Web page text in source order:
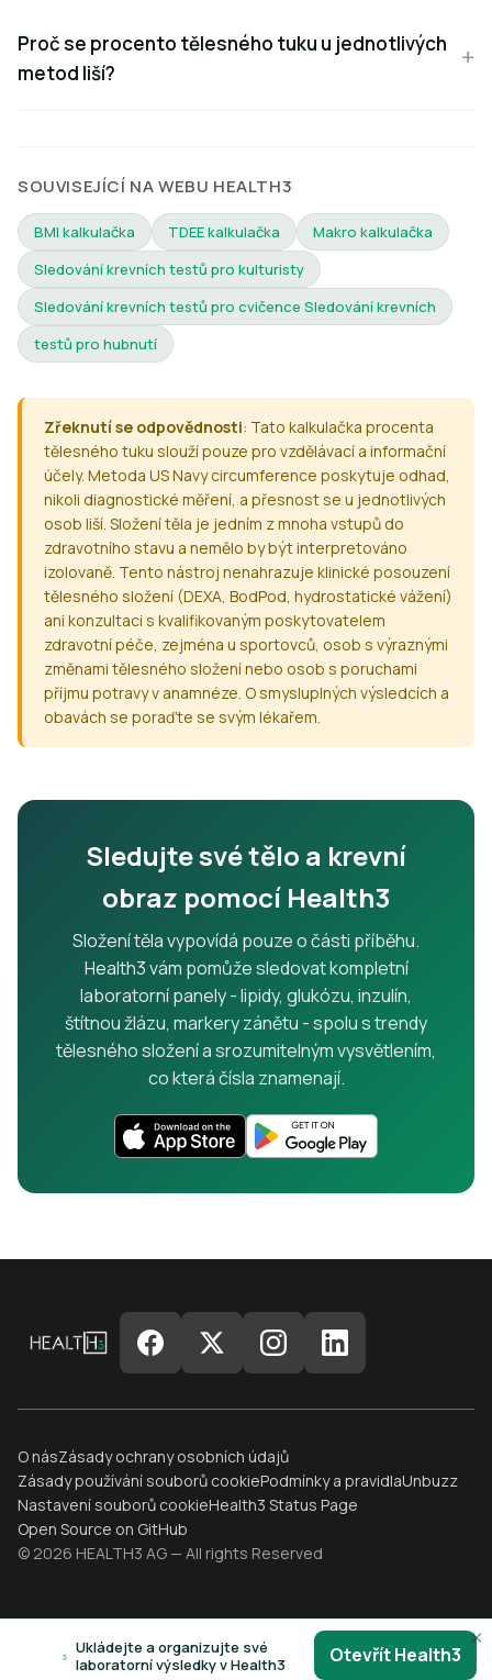
Proč se procento tělesného tuku u jednotlivých
metod liší?
SOUVISEJÍCÍ NA WEBU HEALTH3
BMI kalkulačka TDEE kalkulačka
Makro kalkulačka
Sledování krevních testů pro kulturisty
Sledování krevních testů pro cvičence Sledování krevních
testů pro hubnutí
Zřeknutí se odpovědnosti: Tato kalkulačka procenta
tělesného tuku slouží pouze pro vzdělávací a informační
účely. Metoda US Navy circumference poskytuje odhad,
nikoli diagnostické měření, a přesnost se u jednotlivých
osob liší. Složení těla je jedním z mnoha vstupů do
zdravotního stavu a nemělo by být interpretováno
izolovaně. Tento nástroj nenahrazuje klinické posouzení
tělesného složení (DEXA, BodPod, hydrostatické vážení)
ani konzultaci s kvalifikovaným poskytovatelem
zdravotní péče, zejména u sportovců, osob s výraznými
změnami tělesného složení nebo osob s poruchami
příjmu potravy v anamnéze. O smysluplných výsledcích a
obavách se poraďte se svým lékařem.
Sledujte své tělo a krevní
obraz pomocí Health3
Složení těla vypovídá pouze o části příběhu.
Health3 vám pomůže sledovat kompletní
laboratorní panely - lipidy, glukózu, inzulín,
štítnou žlázu, markery zánětu - spolu s trendy
tělesného složení a srozumitelným vysvětlením,
co která čísla znamenají.
O násZásady ochrany osobních údajů
Zásady používání souborů cookiePodmínky a pravidlaUnbuzz
Nastavení souborů cookieHealth3 Status Page
Open Source on GitHub
© 2026 HEALTH3 AG — All rights Reserved
Ukládejte a organizujte své
laboratorní výsledky v Health3
Otevřít Health3
×